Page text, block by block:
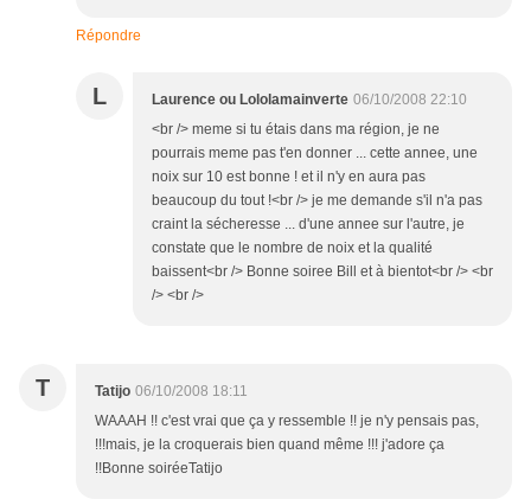
Répondre
L Laurence ou Lololamainverte 06/10/2008 22:10
<br /> meme si tu étais dans ma région, je ne
pourrais meme pas t'en donner ... cette annee, une
noix sur 10 est bonne ! et il n'y en aura pas
beaucoup du tout !<br /> je me demande s'il n'a pas
craint la sécheresse ... d'une annee sur l'autre, je
constate que le nombre de noix et la qualité
baissent<br /> Bonne soiree Bill et à bientot<br /> <br
/> <br />
T Tatijo 06/10/2008 18:11
WAAAH !! c'est vrai que ça y ressemble !! je n'y pensais pas,
!!!mais, je la croquerais bien quand même !!! j'adore ça
!!Bonne soiréeTatijo